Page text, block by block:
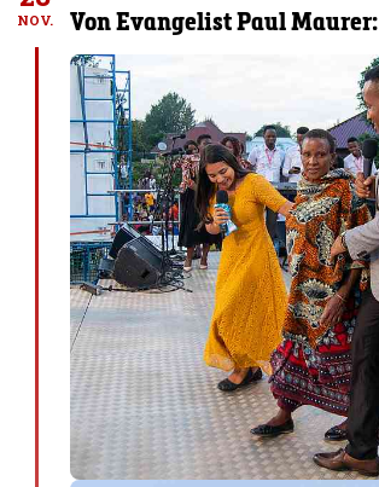
NOV. Von Evangelist Paul Maurer: